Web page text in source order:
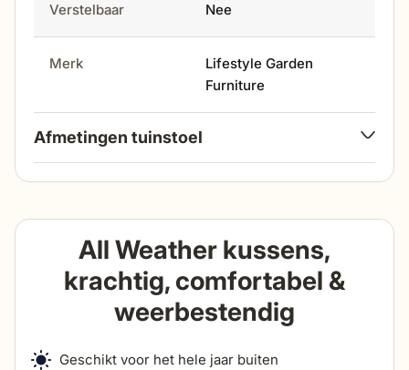
Verstelbaar Nee
Merk
Lifestyle Garden
Furniture
Afmetingen tuinstoel
hoogte 83 cm
zithoogte 44 cm
All Weather kussens,
krachtig, comfortabel &
weerbestendig
Geschikt voor het hele jaar buiten